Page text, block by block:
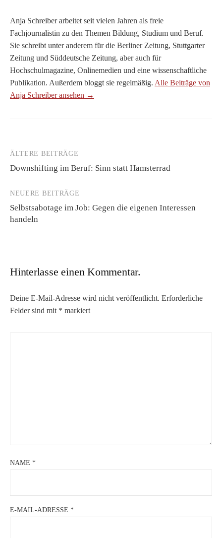
Anja Schreiber arbeitet seit vielen Jahren als freie
Fachjournalistin zu den Themen Bildung, Studium und Beruf.
Sie schreibt unter anderem für die Berliner Zeitung, Stuttgarter
Zeitung und Süddeutsche Zeitung, aber auch für
Hochschulmagazine, Onlinemedien und eine wissenschaftliche
Publikation. Außerdem bloggt sie regelmäßig. Alle Beiträge von
Anja Schreiber ansehen →
Beitragsnavigation
ÄLTERE BEITRÄGE
Downshifting im Beruf: Sinn statt Hamsterrad
NEUERE BEITRÄGE
Selbstsabotage im Job: Gegen die eigenen Interessen
handeln
Hinterlasse einen Kommentar.
Deine E-Mail-Adresse wird nicht veröffentlicht. Erforderliche
Felder sind mit * markiert
NAME *
E-MAIL-ADRESSE *